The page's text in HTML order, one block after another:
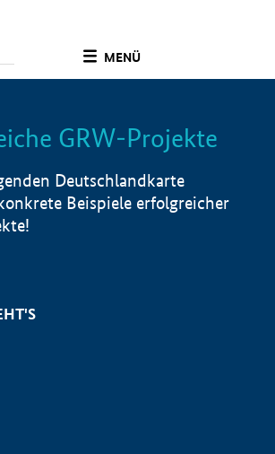
MENÜ
Info
GRW-Projekte
Deutschlandkarte
Beispiele erfolgreicher